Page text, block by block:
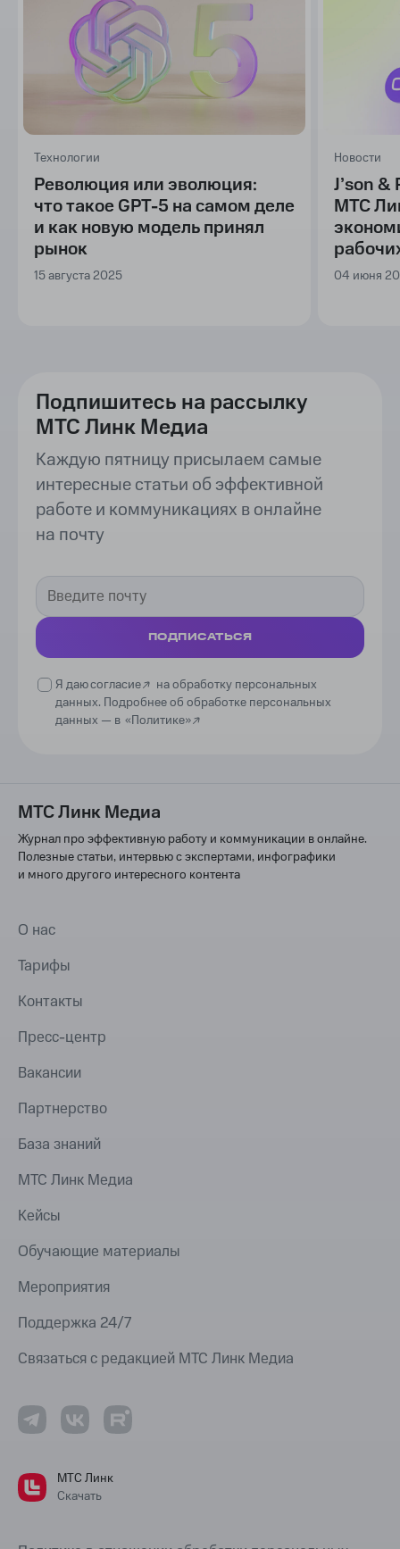
Технологии
Революция или эволюция:
что такое GPT-5 на самом деле
и как новую модель принял
рынок
15 августа 2025
Новости
J’son
МТС
04 июня
Подпишитесь на рассылку
МТС Линк Медиа
Каждую пятницу присылаем самые
интересные статьи об эффективной
работе и коммуникациях в онлайне
на почту
ПОДПИСАТЬСЯ
Я даюсогласие
на обработку персональных
данных. Подробнее об обработке персональных
данных — в «Политике»
МТС Линк Медиа
Журнал про эффективную работу и коммуникации в онлайне.
Полезные статьи, интервью с экспертами, инфографики
и много другого интересного контента
О нас
Тарифы
Контакты
Пресс-центр
Вакансии
Партнерство
База знаний
МТС Линк Медиа
Кейсы
Обучающие материалы
Мероприятия
Поддержка 24/7
Связаться с редакцией МТС Линк Медиа
МТС Линк
Скачать